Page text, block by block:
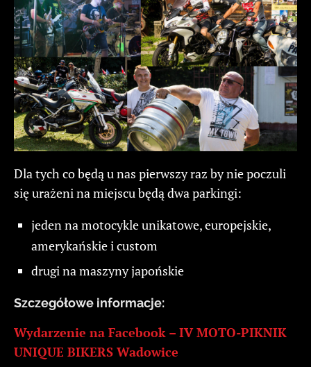
Dla tych co będą u nas pierwszy raz by nie poczuli
się urażeni na miejscu będą dwa parkingi:
jeden na motocykle unikatowe, europejskie,
amerykańskie i custom
drugi na maszyny japońskie
Szczegółowe informacje:
Wydarzenie na Facebook – IV MOTO-PIKNIK
UNIQUE BIKERS Wadowice